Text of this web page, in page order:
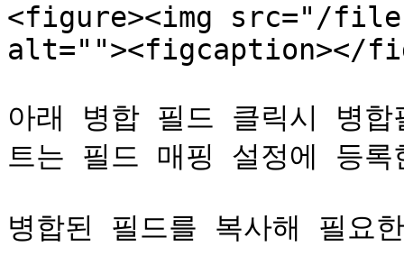
<figure><img src="/files/
alt=""><figcaption></
아래 병합 필드 클릭시 병
트는 필드 매핑 설정에 등록